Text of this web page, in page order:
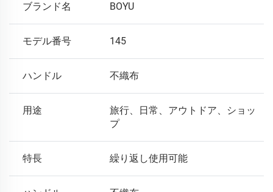
ブランド名 BOYU
モデル番号 145
ハンドル 不織布
用途
旅行、日常、アウトドア、ショッ
プ
特長 繰り返し使用可能